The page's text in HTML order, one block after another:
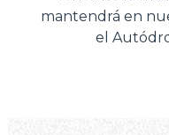
mantendrá en
el